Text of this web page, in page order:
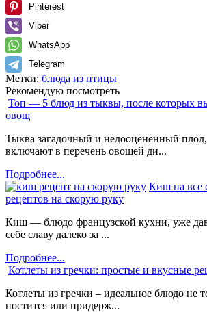
Pinterest
Viber
WhatsApp
Telegram
Метки: блюда из птицы
Рекомендую посмотреть
Топ — 5 блюд из тыквы, после которых
овощ
Тыква загадочный и недооцененный плод,
включают в перечень овощей ди...
Подробнее...
Киш на все
рецептов на скорую руку
Киш — блюдо французской кухни, уже
себе славу далеко за ...
Подробнее...
Котлеты из гречки: простые и вкусные
Котлеты из гречки – идеальное блюдо не
постится или придерж...